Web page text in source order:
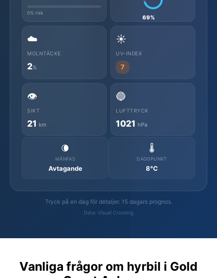
0% risk
69%
☁️
MOLNTÄCKE
2%
☀️
UV-INDEX
7
👁️
SIKT
21 km
🔵
LUFTTRYCK
1021 hPa
🌘
MÅNFAS
Avtagande
🌡️
DAGGPUNKT
8°C
Tryck på en dag för detaljer. 15 dagars prognos.
Data: Visual Crossing
Vanliga frågor om hyrbil i Gold